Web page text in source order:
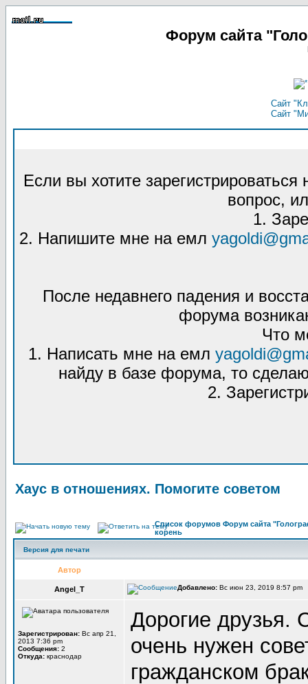
Форум сайта
Сайт
Сайт
Если вы хотите
вопрос,
1.
2. Напишите мне на емл
После недавнего падения и
форума
Что
1. Написать мне на емл
найду в базе форума, то
2.
Хаус в отношениях. Помогите советом
Список форумов Форум сайта
корень
Версия для печати
Автор
Angel_T Добавлено: Вс июн 23, 2019 8:57 pm
Зарегистрирован: Вс апр 21,
2013 7:36 pm
Сообщения: 2
Откуда: краснодар
Дорогие друзья.
очень нужен
гражданском